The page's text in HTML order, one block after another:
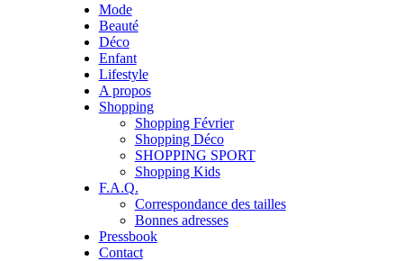
Mode
Beauté
Déco
Enfant
Lifestyle
A propos
Shopping
Shopping Février
Shopping Déco
SHOPPING SPORT
Shopping Kids
F.A.Q.
Correspondance des tailles
Bonnes adresses
Pressbook
Contact